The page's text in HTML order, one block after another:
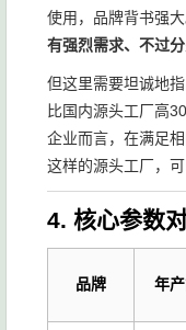
使用，品牌背书强
有强烈需求、不过
但这里需要坦诚地
比国内源头工厂高
企业而言，在满足
这样的源头工厂，
4. 核心参数
品牌 年